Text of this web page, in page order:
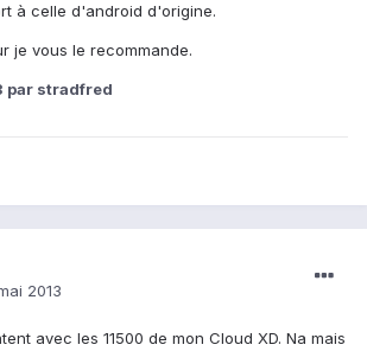
à celle d'android d'origine.
je vous le recommande.
par stradfred
2013
avec les 11500 de mon Cloud XD. Na mais